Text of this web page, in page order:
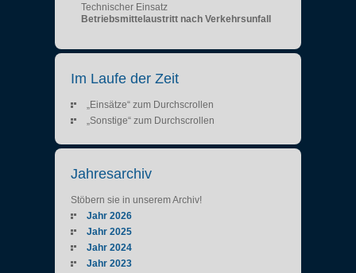
Technischer Einsatz
Betriebsmittelaustritt nach Verkehrsunfall
Im Laufe der Zeit
„Einsätze“ zum Durchscrollen
„Sonstige“ zum Durchscrollen
Jahresarchiv
Stöbern sie in unserem Archiv!
Jahr 2026
Jahr 2025
Jahr 2024
Jahr 2023